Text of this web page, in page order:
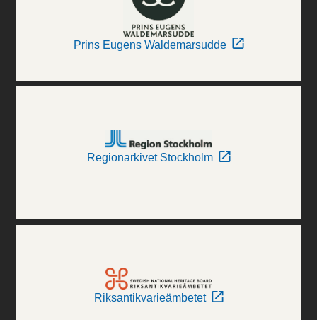
Prins Eugens Waldemarsudde
Regionarkivet Stockholm
Riksantikvarieämbetet